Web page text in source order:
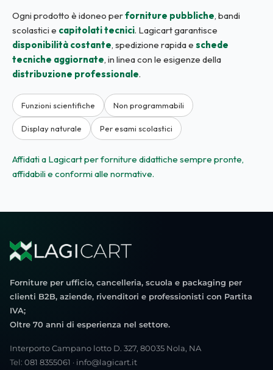
Ogni prodotto è idoneo perforniture pubbliche, bandi
scolastici e capitolati tecnici. Lagicart garantisce
disponibilità costante, spedizione rapida e schede
tecniche aggiornate, in linea con le esigenze della
distribuzione professionale.
Funzioni scientifiche Non programmabili
Display naturale Per esami scolastici
Affidati a Lagicart per forniture didattiche sempre pronte,
affidabili e conformi alle normative.
Forniture per ufficio, cancelleria, scuola e packaging per
clienti B2B, aziende, rivenditori e professionisti con Partita
IVA;
Oltre 70 anni di esperienza nel settore.
Interporto Campano lotto D. 327, 80035 Nola, NA
Tel: 081 8355061 · info@lagicart.it